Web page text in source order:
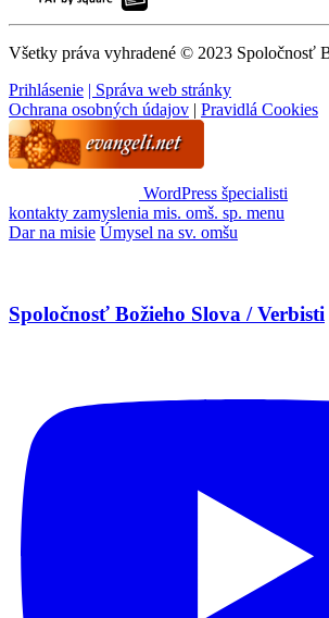
Všetky práva vyhradené © 2023 Spoločnosť
Prihlásenie | Správa web stránky
Ochrana osobných údajov | Pravidlá Cookies
WordPress špecialisti
kontakty zamyslenia mis. omš. sp. menu
Dar na misie Úmysel na sv. omšu
Spoločnosť Božieho Slova / Verbisti